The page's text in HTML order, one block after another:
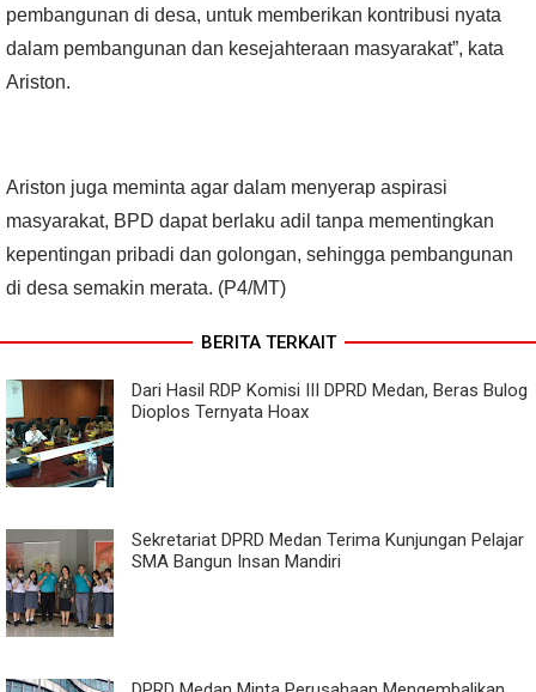
pembangunan di desa, untuk memberikan kontribusi nyata
dalam pembangunan dan kesejahteraan masyarakat”, kata
Ariston.
Ariston juga meminta agar dalam menyerap aspirasi
masyarakat, BPD dapat berlaku adil tanpa mementingkan
kepentingan pribadi dan golongan, sehingga pembangunan
di desa semakin merata. (P4/MT)
BERITA TERKAIT
Dari Hasil RDP Komisi III DPRD Medan, Beras Bulog
Dioplos Ternyata Hoax
Sekretariat DPRD Medan Terima Kunjungan Pelajar
SMA Bangun Insan Mandiri